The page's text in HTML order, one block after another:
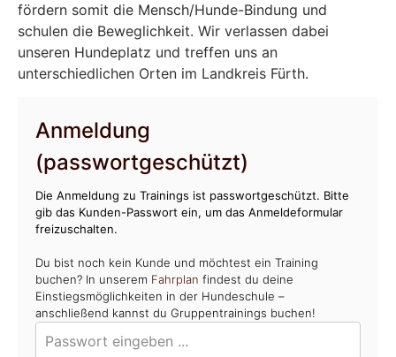
fördern somit die Mensch/Hunde-Bindung und
schulen die Beweglichkeit. Wir verlassen dabei
unseren Hundeplatz und treffen uns an
unterschiedlichen Orten im Landkreis Fürth.
Anmeldung
(passwortgeschützt)
Die Anmeldung zu Trainings ist passwortgeschützt. Bitte
gib das Kunden-Passwort ein, um das Anmeldeformular
freizuschalten.
Du bist noch kein Kunde und möchtest ein Training
buchen? In unserem Fahrplan findest du deine
Einstiegsmöglichkeiten in der Hundeschule –
anschließend kannst du Gruppentrainings buchen!